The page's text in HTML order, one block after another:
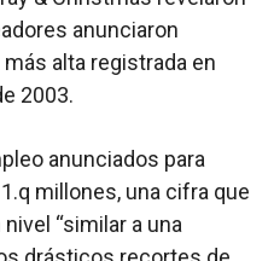
anunciaron
alta registrada en
2003.
anunciados para
millones, una cifra que
“similar a una